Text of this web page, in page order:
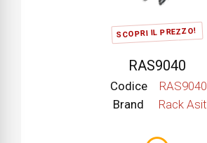
SCOPRI IL PREZZO!
RAS9040
Codice
RAS9040
Brand
Rack Asit